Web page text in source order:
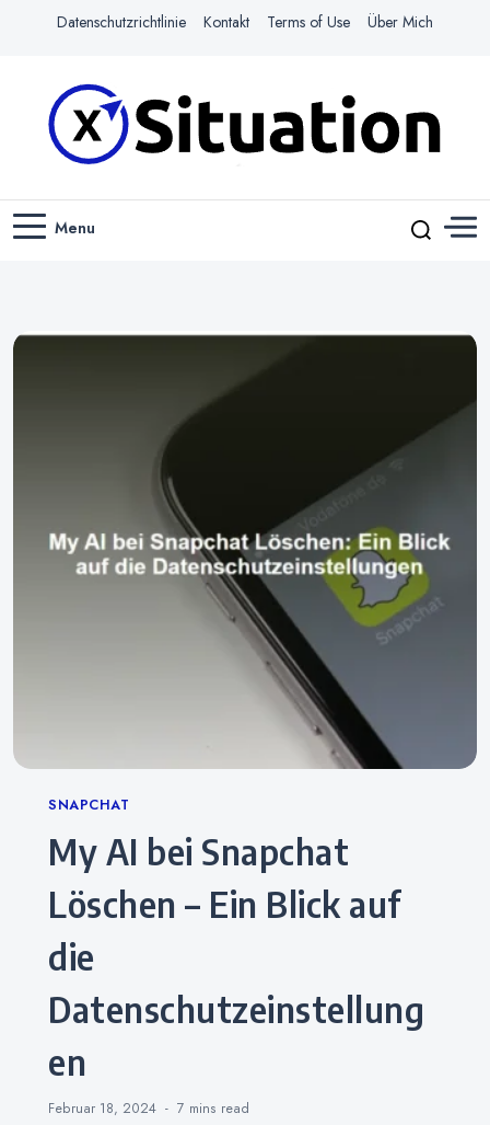
Datenschutzrichtlinie Kontakt Terms of Use Über Mich
X-SITUATION
Menu
Categories
SNAPCHAT
My AI bei Snapchat
Löschen – Ein Blick auf
die
Datenschutzeinstellung
en
Februar 18, 2024 7 mins read